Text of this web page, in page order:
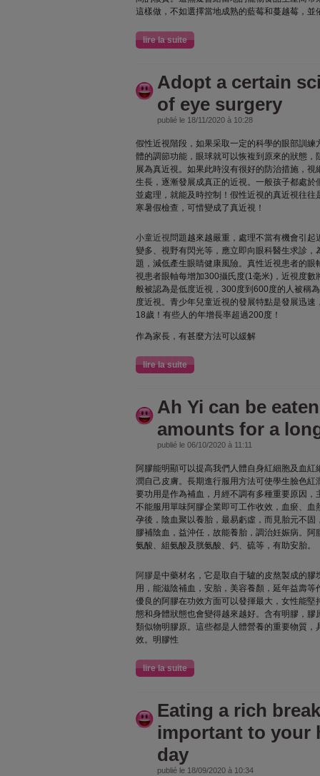
這樣做，不如選擇當地成熟的藍莓和蔓越莓，並
lire la suite
Adopt a certain
of eye surgery
publié le 18/11/2020 à 10:28
假性近視階段，如果采取一定的科學的眼部訓
體的調節功能，眼球就可以恢複到原來的狀態
展為真近視。如果此時沒有很好的防治措施，
生長，逐漸發展成真正的近視。一般孩子都處
並處理，就能及時控制！假性近視的真近視往
寒暑假檢查，可惜變成了真近視！
小童近視問題越來越嚴重，處理不當有機會引
變多、視野有閃光等，應立即向眼科醫生求診
題，減低產生眼睛健康風險。真性近視患者的
視患者眼軸每增加300攝氏度(1毫米)，近視度
般被認為是低度近視，300度到600度的人被稱
度近視。青少年兒童近視的發展特點是發展迅
18歲！有些人的年增長率超過200度！
作為家長，有甚麼方法可以緩解
lire la suite
Ah Yi can be
amounts for a
publié le 06/10/2020 à 11:11
阿膠能明顯可以提高我們人體自身紅細胞及血
潤自己皮膚。長期進行服用方法可使學生臉色
要功用是作為補血，月經不調有多種重要原因
不能服用單味阿膠企業即可工作收效，血瘀、
孕後，陰血聚以養胎，最易虧虛，而見胎元不
膠補陰血，益沖任，故能養胎，調治妊娠病。
氨酸、組氨酸及胱氨酸、鈣、硫等，有助安胎。
阿膠是中藥材名，它是取自于驢的皮熬製成的
用，能滋陰補血，安胎，美容養顏，延年益壽
優良的阿膠在功效方面可以發揮最大，女性能
態和身體狀態也會變得越來越好。含有明膠，
類似物明膠原。這些都是人體營養的重要物質
效。明膠性
lire la suite
Eating a rich
important to your
day
publié le 18/09/2020 à 10:34